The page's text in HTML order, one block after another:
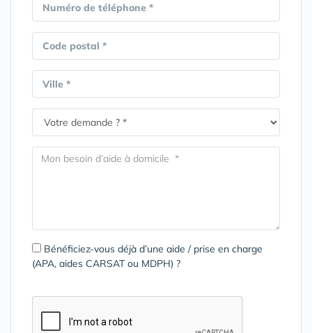
Numéro de téléphone *
Code postal *
Ville *
Bénéficiez-vous déjà d’une aide / prise en charge
(APA, aides CARSAT ou MDPH) ?